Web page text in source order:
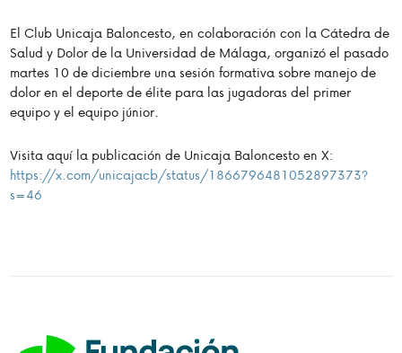
El Club Unicaja Baloncesto, en colaboración con la Cátedra de
Salud y Dolor de la Universidad de Málaga, organizó el pasado
martes 10 de diciembre una sesión formativa sobre manejo de
dolor en el deporte de élite para las jugadoras del primer
equipo y el equipo júnior.
Visita aquí la publicación de Unicaja Baloncesto en X:
https://x.com/unicajacb/status/1866796481052897373?
s=46